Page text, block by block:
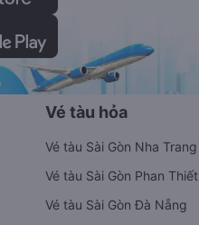
Vé tàu hỏa
Vé tàu Sài Gòn Nha Trang
Vé tàu Sài Gòn Phan Thiết
Vé tàu Sài Gòn Đà Nẵng